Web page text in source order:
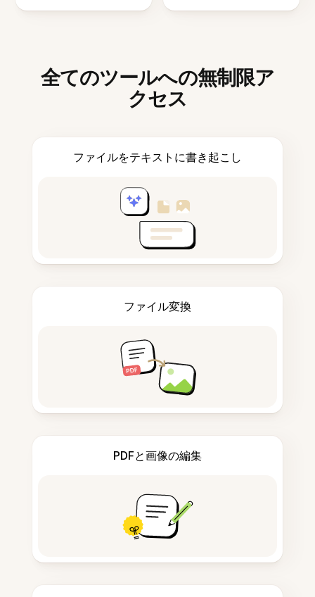
全てのツールへの無制限ア
クセス
ファイルをテキストに書き起こし
ファイル変換
PDFと画像の編集